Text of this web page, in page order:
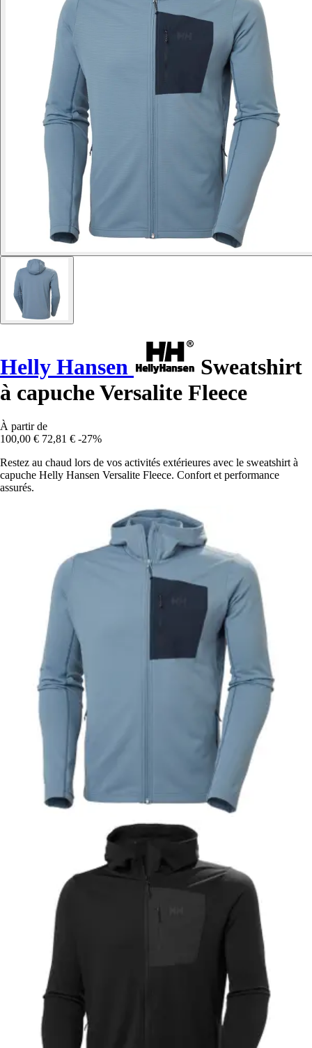
Helly Hansen
Sweatshirt
à capuche Versalite Fleece
À partir de
100,00 € 72,81 € -27%
Restez au chaud lors de vos activités extérieures avec le sweatshirt à
capuche Helly Hansen Versalite Fleece. Confort et performance
assurés.